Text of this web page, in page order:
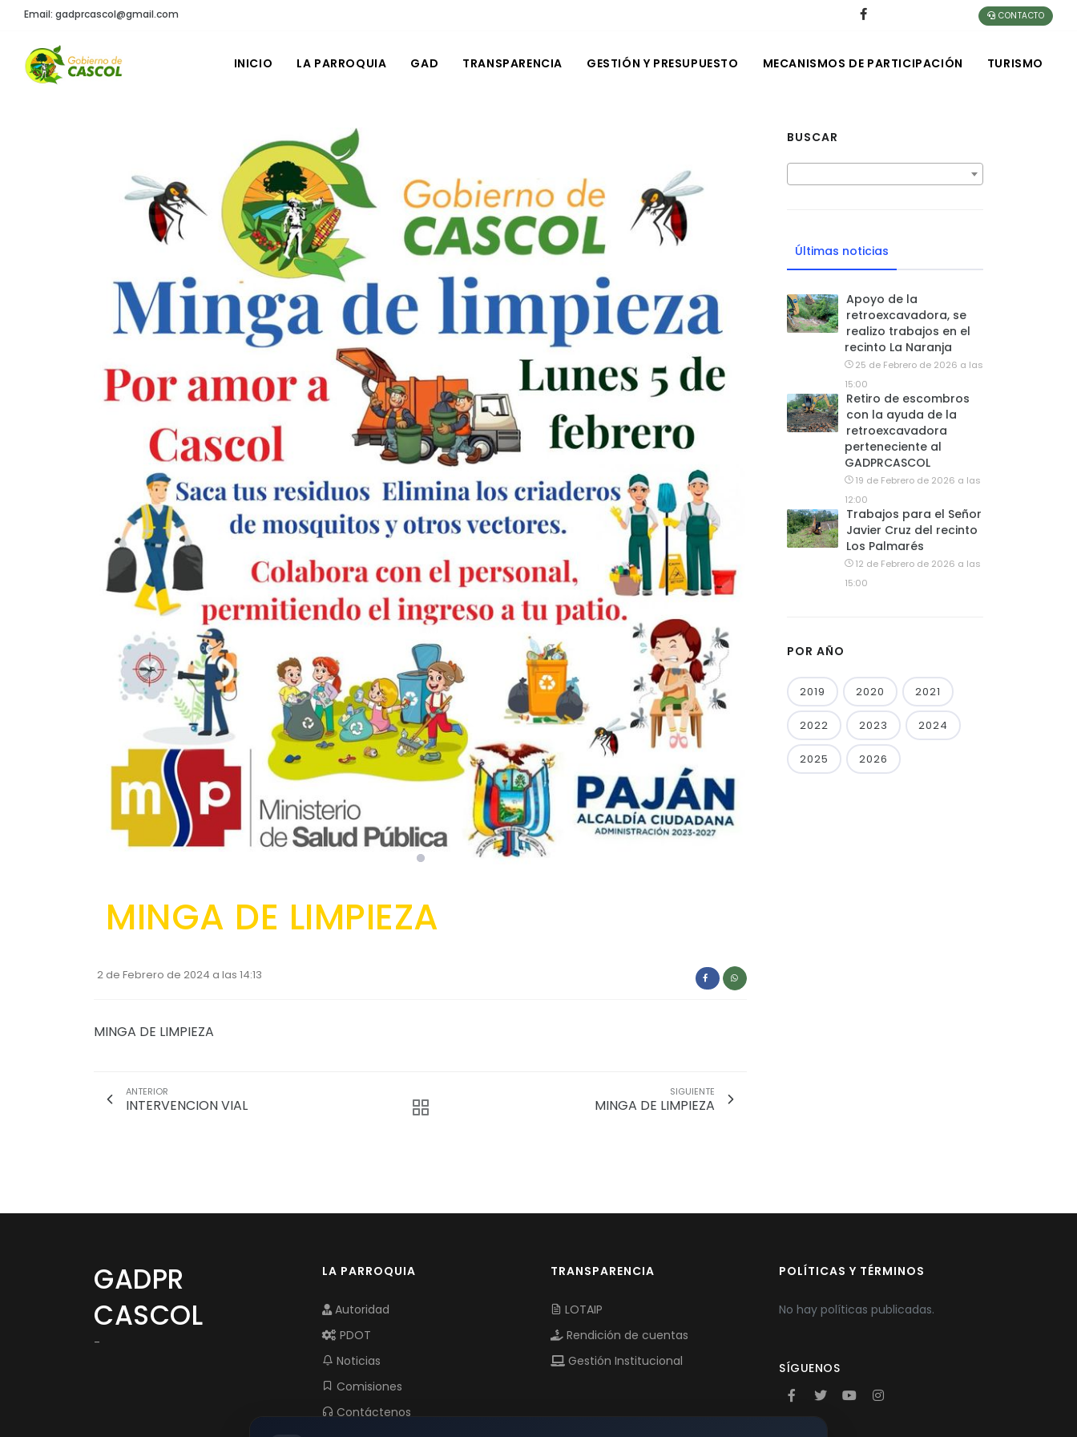
Email: gadprcascol@gmail.com CONTACTO
INICIO LA PARROQUIA GAD TRANSPARENCIA GESTIÓN Y PRESUPUESTO MECANISMOS DE PARTICIPACIÓN TURISMO
MINGA DE LIMPIEZA
2 de Febrero de 2024 a las 14:13
MINGA DE LIMPIEZA
ANTERIOR
INTERVENCION VIAL
SIGUIENTE
MINGA DE LIMPIEZA
BUSCAR
Últimas noticias
Apoyo de la
retroexcavadora, se
realizo trabajos en el
recinto La Naranja
25 de Febrero de 2026 a las
15:00
Retiro de escombros
con la ayuda de la
retroexcavadora
perteneciente al
GADPRCASCOL
19 de Febrero de 2026 a las
12:00
Trabajos para el Señor
Javier Cruz del recinto
Los Palmarés
12 de Febrero de 2026 a las
15:00
POR AÑO
2019 2020 2021
2022 2023 2024
2025 2026
GADPR
CASCOL
-
LA PARROQUIA
Autoridad
PDOT
Noticias
Comisiones
Contáctenos
TRANSPARENCIA
LOTAIP
Rendición de cuentas
Gestión Institucional
POLÍTICAS Y TÉRMINOS
No hay políticas publicadas.
SÍGUENOS